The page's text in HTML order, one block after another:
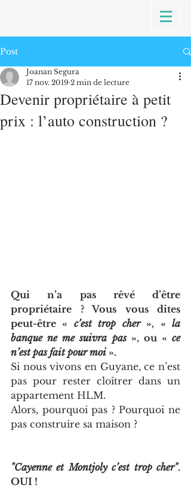
Post
Devenir propriétaire à petit
prix : l’auto construction ?
Joanan Segura
17 nov. 2019 2 min de lecture
Qui n’a pas rêvé d’être
propriétaire ? Vous vous dites
peut-être « c’est trop cher », « la
banque ne me suivra pas », ou « ce
n’est pas fait pour moi ».
Si nous vivons en Guyane, ce n’est
pas pour rester cloîtrer dans un
appartement HLM.
Alors, pourquoi pas ? Pourquoi ne
pas construire sa maison ?
"Cayenne et Montjoly c’est trop cher".
OUI !